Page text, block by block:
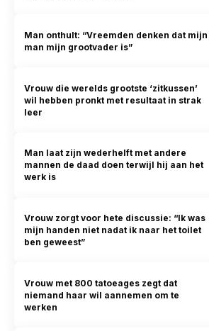
Man onthult: “Vreemden denken dat mijn
man mijn grootvader is”
Vrouw die werelds grootste ‘zitkussen’
wil hebben pronkt met resultaat in strak
leer
Man laat zijn wederhelft met andere
mannen de daad doen terwijl hij aan het
werk is
Vrouw zorgt voor hete discussie: “Ik was
mijn handen niet nadat ik naar het toilet
ben geweest”
Vrouw met 800 tatoeages zegt dat
niemand haar wil aannemen om te
werken